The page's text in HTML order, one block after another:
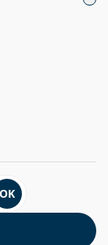
OK